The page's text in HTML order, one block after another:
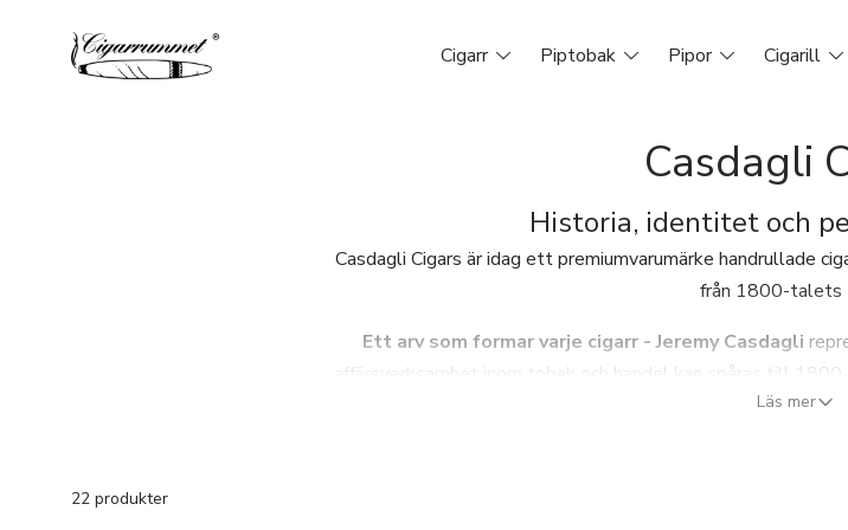
Cigarr Piptobak Pipor Cigarill
Casdagli
Historia, identitet och
Casdagli Cigars är idag ett premiumvarumärke handrullade
från 1800-talets
Ett arv som formar varje cigarr -Jeremy Casdagli
affärsverksamhet inom tobak och handel kan spåras till
för exklusiva tobaksblandningar och cigarrhandel. Detta arv
Läs mer
22 produkter